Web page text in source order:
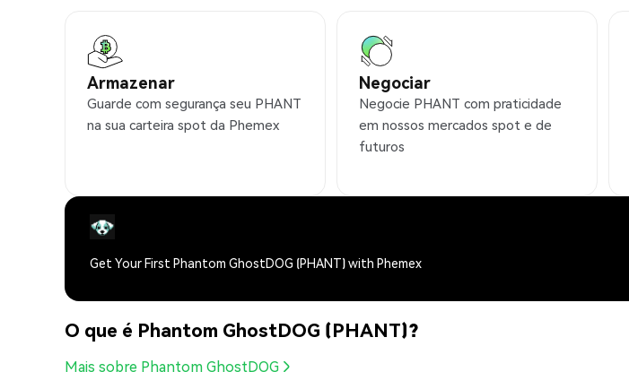
Armazenar
Guarde com segurança seu PHANT
na sua carteira spot da Phemex
Negociar
Negocie PHANT com praticidade
em nossos mercados spot e de
futuros
Get Your First Phantom GhostDOG (PHANT) with Phemex
O que é Phantom GhostDOG (PHANT)?
Mais sobre Phantom GhostDOG